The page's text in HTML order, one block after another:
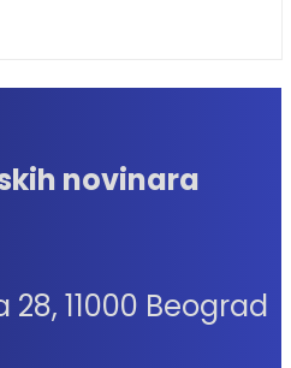
novinara
28, 11000 Beograd